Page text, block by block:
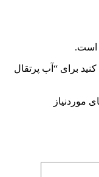
است.
برای “آب پرتقال
موردنیاز